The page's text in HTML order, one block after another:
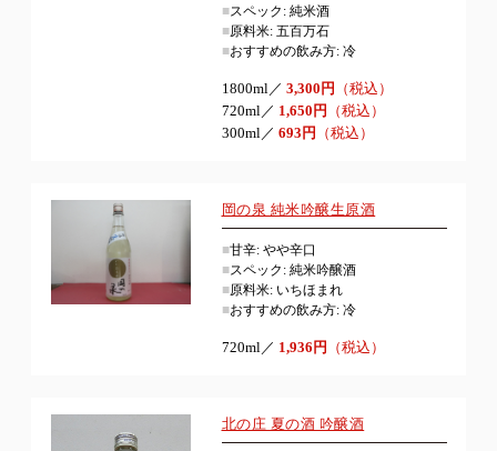
■スペック: 純米酒
■原料米: 五百万石
■おすすめの飲み方: 冷
1800ml／ 3,300円 （税込）
720ml／ 1,650円 （税込）
300ml／ 693円 （税込）
岡の泉 純米吟醸生原酒
■甘辛: やや辛口
■スペック: 純米吟醸酒
■原料米: いちほまれ
■おすすめの飲み方: 冷
720ml／ 1,936円 （税込）
北の庄 夏の酒 吟醸酒